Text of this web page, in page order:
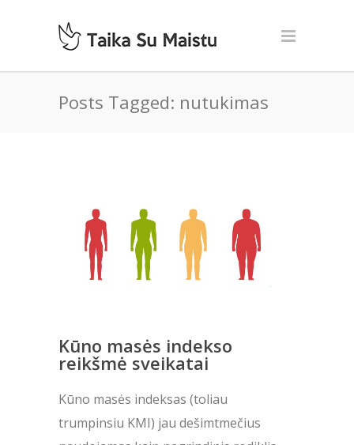
Posts Tagged: nutukimas
Kūno masės indekso
reikšmė sveikatai
Kūno masės indeksas (toliau
trumpinsiu KMI) jau dešimtmečius